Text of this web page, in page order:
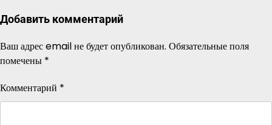
Добавить комментарий
Ваш адрес email не будет опубликован. Обязательные поля
помечены *
Комментарий *